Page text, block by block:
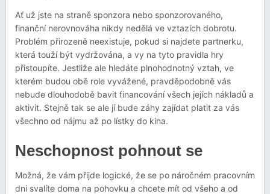
Ať už jste na straně sponzora nebo sponzorovaného,
finanční nerovnováha nikdy nedělá ve vztazích dobrotu.
Problém přirozeně neexistuje, pokud si najdete partnerku,
která touží být vydržována, a vy na tyto pravidla hry
přistoupíte. Jestliže ale hledáte plnohodnotný vztah, ve
kterém budou obě role vyvážené, pravděpodobně vás
nebude dlouhodobě bavit financování všech jejích nákladů a
aktivit. Stejně tak se ale jí bude záhy zajídat platit za vás
všechno od nájmu až po lístky do kina.
Neschopnost pohnout se
Možná, že vám přijde logické, že se po náročném pracovním
dni svalíte doma na pohovku a chcete mít od všeho a od